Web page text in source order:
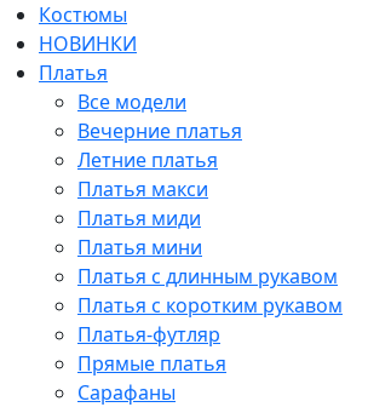
Костюмы
НОВИНКИ
Платья
Все модели
Вечерние платья
Летние платья
Платья макси
Платья миди
Платья мини
Платья с длинным рукавом
Платья с коротким рукавом
Платья-футляр
Прямые платья
Сарафаны